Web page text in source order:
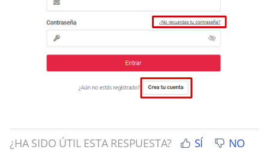
¿HA SIDO ÚTIL ESTA RESPUESTA? SÍ NO